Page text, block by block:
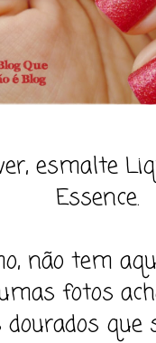
esmalte
Essence.
não tem
fotos